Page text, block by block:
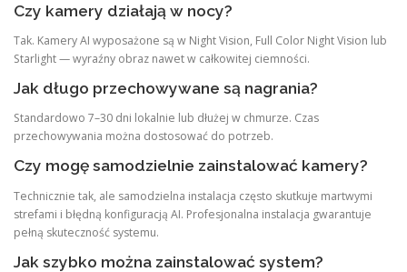
Czy kamery działają w nocy?
Tak. Kamery AI wyposażone są w Night Vision, Full Color Night Vision lub
Starlight — wyraźny obraz nawet w całkowitej ciemności.
Jak długo przechowywane są nagrania?
Standardowo 7–30 dni lokalnie lub dłużej w chmurze. Czas
przechowywania można dostosować do potrzeb.
Czy mogę samodzielnie zainstalować kamery?
Technicznie tak, ale samodzielna instalacja często skutkuje martwymi
strefami i błędną konfiguracją AI. Profesjonalna instalacja gwarantuje
pełną skuteczność systemu.
Jak szybko można zainstalować system?